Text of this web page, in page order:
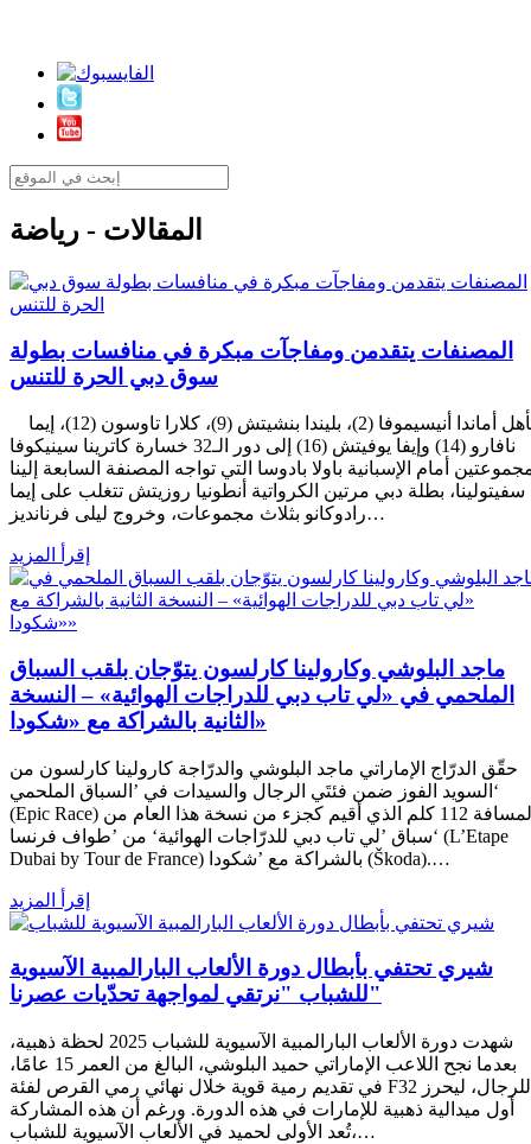
المقالات - رياضة
المصنفات يتقدمن ومفاجآت مبكرة في منافسات بطولة
سوق دبي الحرة للتنس
نافارو (14) وإيفا يوفيتش (16) إلى دور الـ32 خسارة كاترينا سينيكوفا
أمام الإسبانية باولا بادوسا التي تواجه المصنفة السابعة إلينا
سفيتولينا، بطلة دبي مرتين الكرواتية أنطونيا روزيتش تتغلب على إيما
رادوكانو بثلاث مجموعات، وخروج ليلى فرنانديز…
إقرأ المزيد
ماجد البلوشي وكارولينا كارلسون يتوّجان بلقب السباق
الملحمي في «لي تاب دبي للدراجات الهوائية» – النسخة
الثانية بالشراكة مع «شكودا»
حقّق الدرّاج الإماراتي ماجد البلوشي والدرّاجة كارولينا كارلسون من
السويد الفوز ضمن فئتَي الرجال والسيدات في ’السباق الملحمي‘
(Epic Race) لمسافة 112 كلم الذي أقيم كجزء من نسخة هذا العام من
سباق ’لي تاب دبي للدرّاجات الهوائية‘ من ’طواف فرنسا‘ (L’Etape
Dubai by Tour de France) بالشراكة مع ’شكودا (Škoda).…
إقرأ المزيد
شيري تحتفي بأبطال دورة الألعاب البارالمبية الآسيوية
للشباب "نرتقي لمواجهة تحدّيات عصرنا"
شهدت دورة الألعاب البارالمبية الآسيوية للشباب 2025 لحظة ذهبية،
بعدما نجح اللاعب الإماراتي حميد البلوشي، البالغ من العمر 15 عامًا،
في تقديم رمية قوية خلال نهائي رمي القرص لفئة F32 للرجال، ليحرز
أول ميدالية ذهبية للإمارات في هذه الدورة. ورغم أن هذه المشاركة
تُعد الأولى لحميد في الألعاب الآسيوية للشباب،…